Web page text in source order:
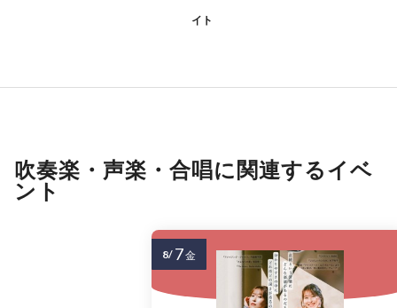
イト
吹奏楽・声楽・合唱に関連するイベ
ント
8/ 7金